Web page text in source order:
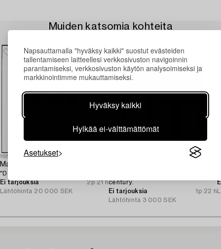
Napsauttamalla "hyväksy kaikki" suostut evästeiden
tallentamiseen laitteellesi verkkosivuston navigoinnin
parantamiseksi, verkkosivuston käytön analysoimiseksi ja
markkinointimme mukauttamiseksi.
Hyväksy kaikki
Hylkää ei-välttämättömät
Asetukset
Muiden katsomia kohteita
1688630
Ma Yue,
"Dogs", 2006.
Ei tarjouksia
2p 21 h
Lähtöhinta 20 000 SEK
century.
Ei tarjouksia
1p 22 h
Lähtöhinta 3 000 SEK